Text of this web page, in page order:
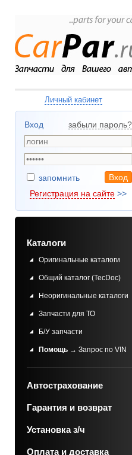
Личный кабинет
Вход забыли пароль?
запомнить
Регистрация на сайте >>
Каталоги
Оригинальные каталоги
Общий каталог (TecDoc)
Неоригинальные каталоги
Запчасти для ТО
Б/У запчасти
Помощь → Запрос по VIN
Автострахование
Гарантия и возврат
Установка з/ч
Оплата и доставка